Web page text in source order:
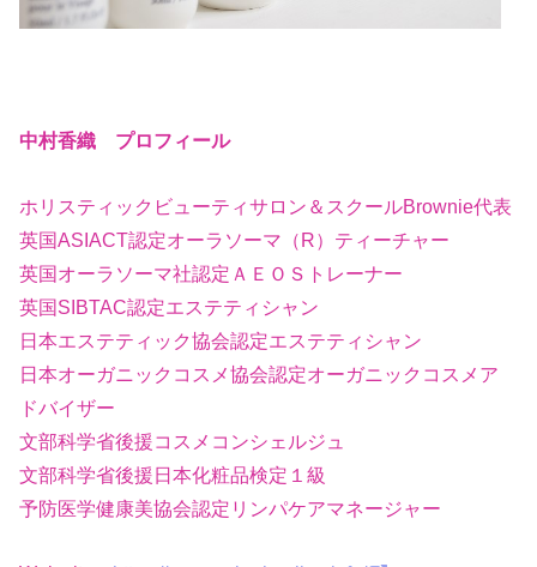
中村香織 プロフィール
ホリスティックビューティサロン＆スクールBrownie代表
英国ASIACT認定オーラソーマ（R）ティーチャー
英国オーラソーマ社認定ＡＥＯＳトレーナー
英国SIBTAC認定エステティシャン
日本エステティック協会認定エステティシャン
日本オーガニックコスメ協会認定オーガニックコスメア
ドバイザー
文部科学省後援コスメコンシェルジュ
文部科学省後援日本化粧品検定１級
予防医学健康美協会認定リンパケアマネージャー